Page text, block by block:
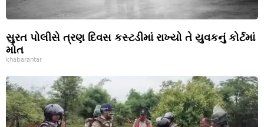
સુરત પોલીસે ત્રણ દિવસ કસ્ટડીમાં રાખ્યો તે યુવકનું કોર્ટમાં
મોત
khabarantar